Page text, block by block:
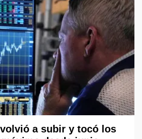
a subir y tocó los